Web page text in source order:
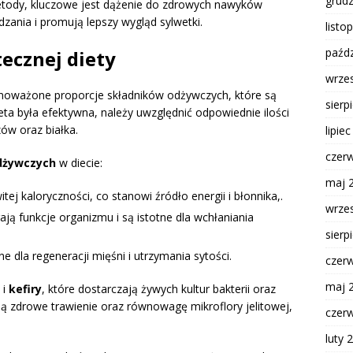
kluczowe jest dążenie do zdrowych nawyków
i promują lepszy wygląd sylwetki.
diety
proporcje składników odżywczych, które są
była efektywna, należy uwzględnić odpowiednie ilości
oraz białka.
w diecie:
kaloryczności, co stanowi źródło energii i błonnika,.
funkcje organizmu i są istotne dla wchłaniania
dla regeneracji mięśni i utrzymania sytości.
i kefiry, które dostarczają żywych kultur bakterii oraz
zdrowe trawienie oraz równowagę mikroflory jelitowej,
maj
maj
luty